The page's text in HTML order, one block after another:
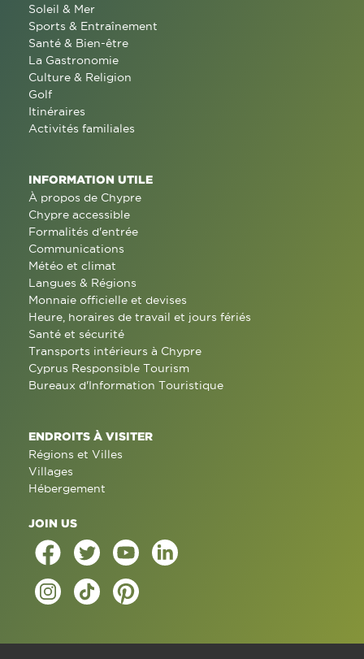
Soleil & Mer
Sports & Entraînement
Santé & Bien-être
La Gastronomie
Culture & Religion
Golf
Itinéraires
Activités familiales
INFORMATION UTILE
À propos de Chypre
Chypre accessible
Formalités d'entrée
Communications
Météo et climat
Langues & Régions
Monnaie officielle et devises
Heure, horaires de travail et jours fériés
Santé et sécurité
Transports intérieurs à Chypre
Cyprus Responsible Tourism
Bureaux d'Information Touristique
ENDROITS À VISITER
Régions et Villes
Villages
Hébergement
JOIN US